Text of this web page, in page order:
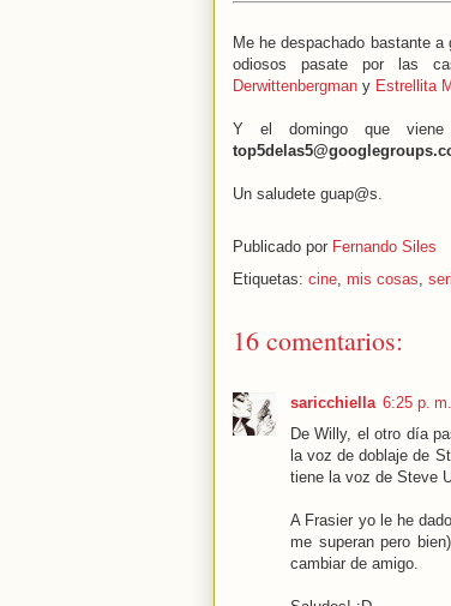
Me he despachado bastante
odiosos pasate por las
Derwittenbergman y Estrellita
Y el domingo que
Un saludete guap@s.
Publicado por Fernando Siles
Etiquetas: cine, mis cosas,
16 comentarios:
saricchiella 6:25 p. m.
De Willy, el otro día
la voz de doblaje de
tiene la voz de Steve
A Frasier yo le he
me superan pero
cambiar de amigo.